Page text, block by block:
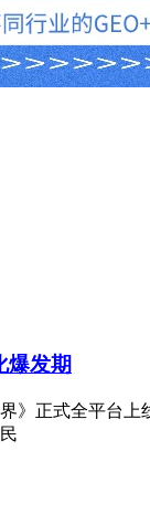
爆发期
》正式全平台